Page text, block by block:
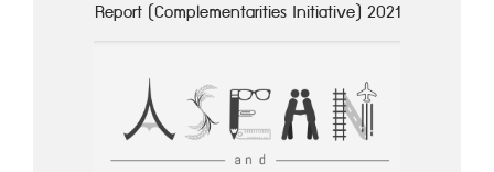
Report (Complementarities Initiative) 2021